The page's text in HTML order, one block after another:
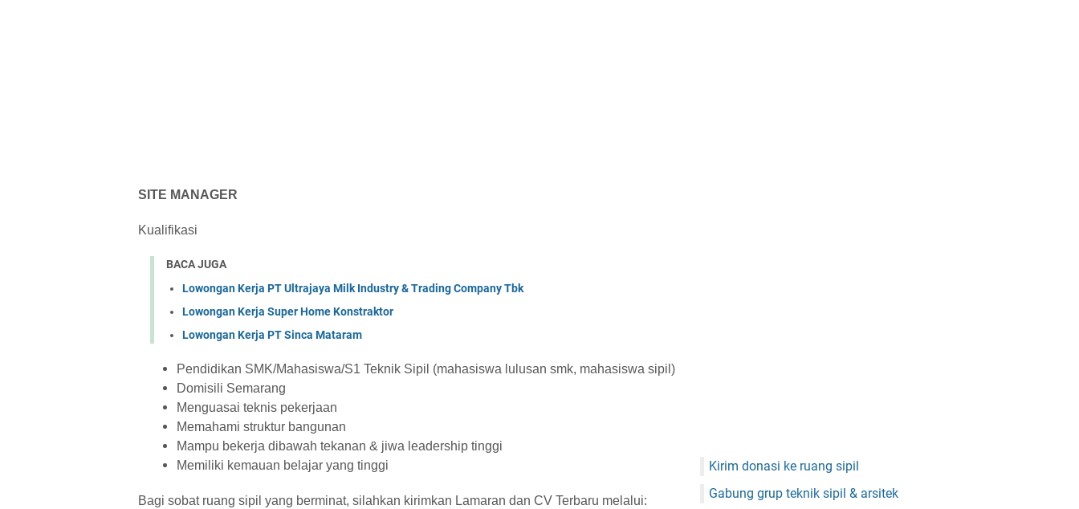
SITE MANAGER
Kualifikasi
BACA JUGA
Lowongan Kerja PT Ultrajaya Milk Industry & Trading Company Tbk
Lowongan Kerja Super Home Konstraktor
Lowongan Kerja PT Sinca Mataram
Pendidikan SMK/Mahasiswa/S1 Teknik Sipil (mahasiswa lulusan smk, mahasiswa sipil)
Domisili Semarang
Menguasai teknis pekerjaan
Memahami struktur bangunan
Mampu bekerja dibawah tekanan & jiwa leadership tinggi
Memiliki kemauan belajar yang tinggi
Bagi sobat ruang sipil yang berminat, silahkan kirimkan Lamaran dan CV Terbaru melalui:
Kirim donasi ke ruang sipil
Gabung grup teknik sipil & arsitek